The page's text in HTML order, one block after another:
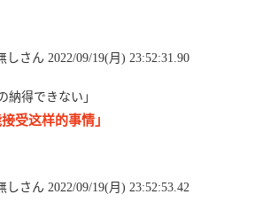
さん 2022/09/19(月) 23:52:31.90
得できない」
受这样的事情」
さん 2022/09/19(月) 23:52:53.42